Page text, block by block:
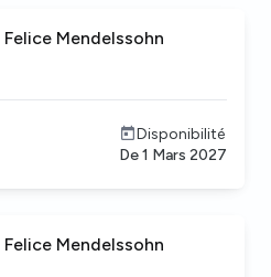
Mendelssohn
Disponibilité
De1 Mars 2027
Mendelssohn